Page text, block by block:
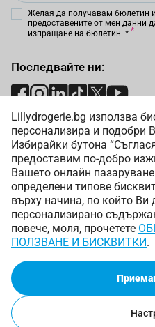
Lillydrogerie.bg използва
персонализира и подобри
Избирайки бутона
предоставим по-добро
Вашето онлайн
определени типове
върху начина, по който Ви
персонализирано
повече, моля, прочетете
ПОЛЗВАНЕ И БИСКВИТКИ.
Желая да получавам бюлетин
предоставените от мен данни
изпращане на бюлетин. *
Последвайте ни:
Начини на плащане:
Начини на доставка:
Copyright © 2025 Лили
запазени.
Онлайн магазин от